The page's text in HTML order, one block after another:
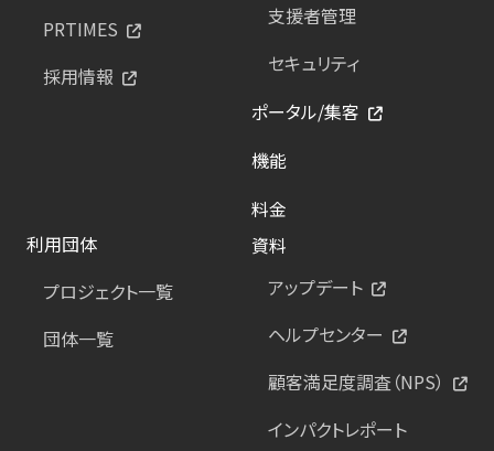
PRTIMES
採用情報
支援者管理
セキュリティ
ポータル/集客
機能
料金
利用団体
プロジェクト一覧
団体一覧
資料
アップデート
ヘルプセンター
顧客満足度調査（NPS）
インパクトレポート